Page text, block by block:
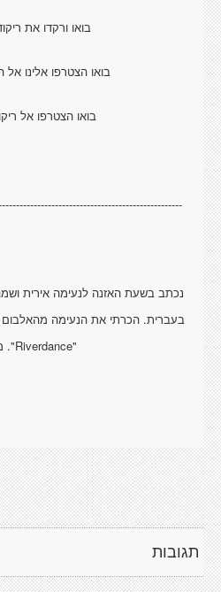
בואו ורקדו את
בואו הצטרפו אלינו אל
בואו הצטרפו אל
בעברית. הכרתי את הנעימה מהאלבום
"Riverdance". מומלץ.
תגובות